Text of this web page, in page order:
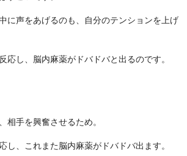
に声をあげるのも、自分のテンションを上げ
応し、脳内麻薬がドバドバと出るのです。
相手を興奮させるため。
し、これまた脳内麻薬がドバドバ出ます。